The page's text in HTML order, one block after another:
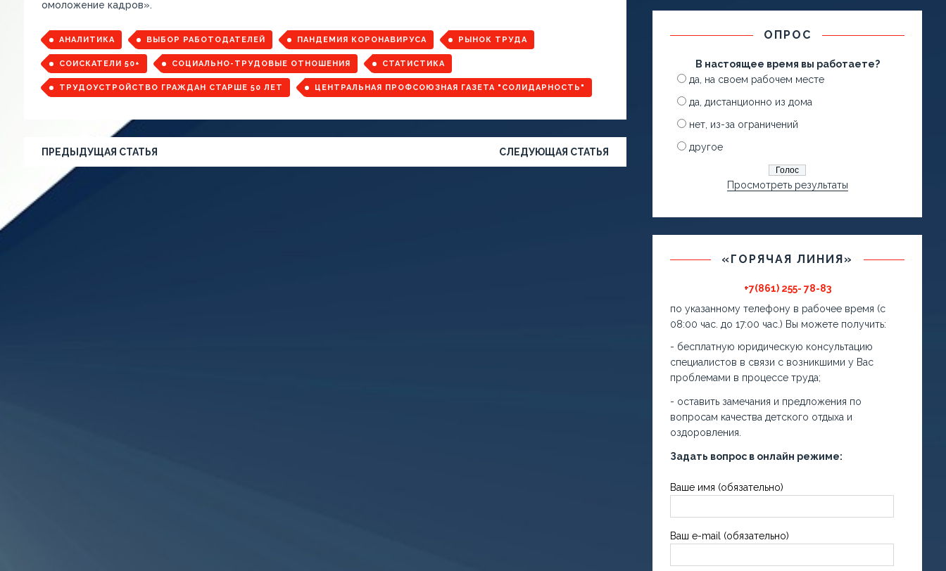
омоложение кадров».
АНАЛИТИКА ВЫБОР РАБОТОДАТЕЛЕЙ ПАНДЕМИЯ КОРОНАВИРУСА РЫНОК ТРУДА
СОИСКАТЕЛИ 50+ СОЦИАЛЬНО-ТРУДОВЫЕ ОТНОШЕНИЯ СТАТИСТИКА
ТРУДОУСТРОЙСТВО ГРАЖДАН СТАРШЕ 50 ЛЕТ ЦЕНТРАЛЬНАЯ ПРОФСОЮЗНАЯ ГАЗЕТА "СОЛИДАРНОСТЬ"
ПРЕДЫДУЩАЯ СТАТЬЯ СЛЕДУЮЩАЯ СТАТЬЯ
ОПРОС
В настоящее время вы работаете?
да, на своем рабочем месте
да, дистанционно из дома
нет, из-за ограничений
другое
Просмотреть результаты
«ГОРЯЧАЯ ЛИНИЯ»
+7(861) 255- 78-83
по указанному телефону в рабочее время (с
08:00 час. до 17:00 час.) Вы можете получить:
- бесплатную юридическую консультацию
специалистов в связи с возникшими у Вас
проблемами в процессе труда;
- оставить замечания и предложения по
вопросам качества детского отдыха и
оздоровления.
Задать вопрос в онлайн режиме:
Ваше имя (обязательно)
Ваш e-mail (обязательно)